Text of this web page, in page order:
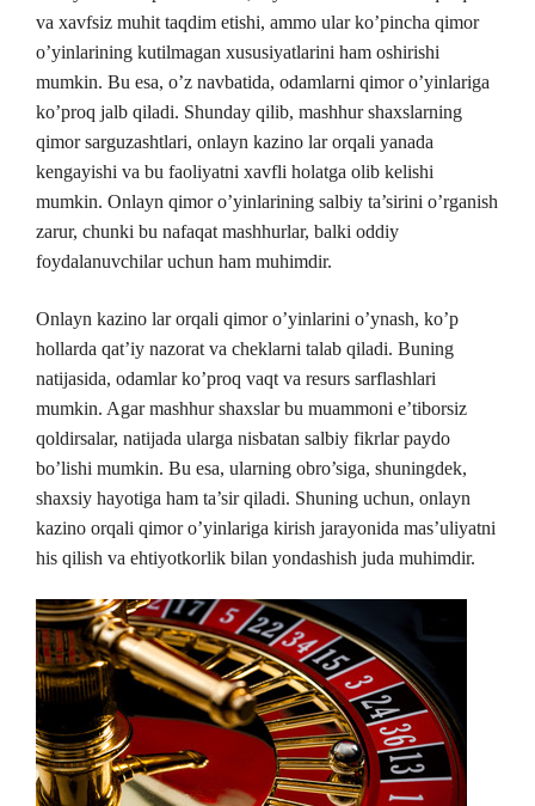
va xavfsiz muhit taqdim etishi, ammo ular ko’pincha qimor
o’yinlarining kutilmagan xususiyatlarini ham oshirishi
mumkin. Bu esa, o’z navbatida, odamlarni qimor o’yinlariga
ko’proq jalb qiladi. Shunday qilib, mashhur shaxslarning
qimor sarguzashtlari, onlayn kazino lar orqali yanada
kengayishi va bu faoliyatni xavfli holatga olib kelishi
mumkin. Onlayn qimor o’yinlarining salbiy ta’sirini o’rganish
zarur, chunki bu nafaqat mashhurlar, balki oddiy
foydalanuvchilar uchun ham muhimdir.
Onlayn kazino lar orqali qimor o’yinlarini o’ynash, ko’p
hollarda qat’iy nazorat va cheklarni talab qiladi. Buning
natijasida, odamlar ko’proq vaqt va resurs sarflashlari
mumkin. Agar mashhur shaxslar bu muammoni e’tiborsiz
qoldirsalar, natijada ularga nisbatan salbiy fikrlar paydo
bo’lishi mumkin. Bu esa, ularning obro’siga, shuningdek,
shaxsiy hayotiga ham ta’sir qiladi. Shuning uchun, onlayn
kazino orqali qimor o’yinlariga kirish jarayonida mas’uliyatni
his qilish va ehtiyotkorlik bilan yondashish juda muhimdir.